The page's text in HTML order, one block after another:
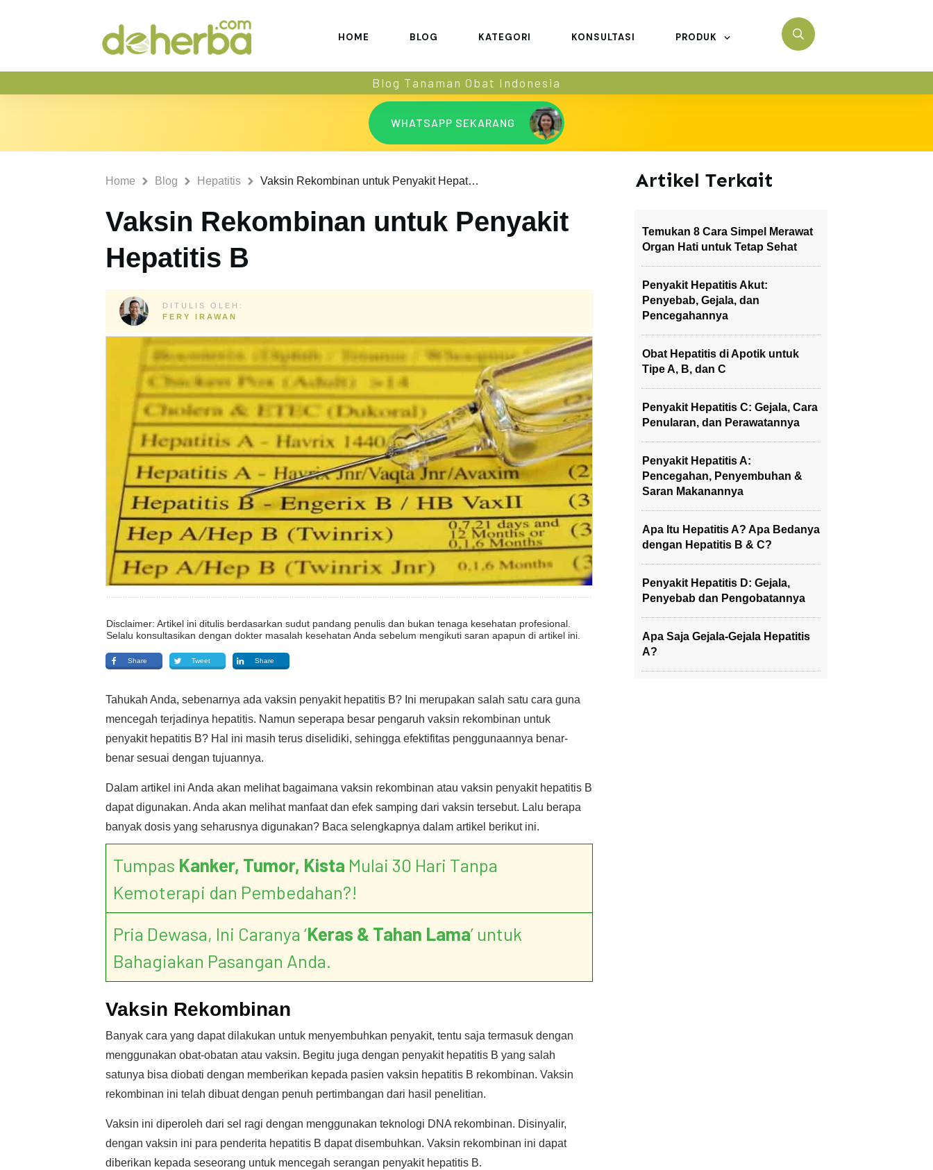
HOME BLOG KATEGORI KONSULTASI PRODUK
Blog Tanaman Obat Indonesia
WHATSAPP SEKARANG
Home Blog Hepatitis Vaksin Rekombinan untuk Penyakit Hepatitis B
Vaksin Rekombinan untuk Penyakit
Hepatitis B
DITULIS OLEH:
FERY IRAWAN
Disclaimer: Artikel ini ditulis berdasarkan sudut pandang penulis dan bukan tenaga kesehatan profesional.
Selalu konsultasikan dengan dokter masalah kesehatan Anda sebelum mengikuti saran apapun di artikel ini.
Share Tweet Share
Tahukah Anda, sebenarnya ada vaksin penyakit hepatitis B? Ini merupakan salah satu cara guna
mencegah terjadinya hepatitis. Namun seperapa besar pengaruh vaksin rekombinan untuk
penyakit hepatitis B? Hal ini masih terus diselidiki, sehingga efektifitas penggunaannya benar-
benar sesuai dengan tujuannya.
Dalam artikel ini Anda akan melihat bagaimana vaksin rekombinan atau vaksin penyakit hepatitis B
dapat digunakan. Anda akan melihat manfaat dan efek samping dari vaksin tersebut. Lalu berapa
banyak dosis yang seharusnya digunakan? Baca selengkapnya dalam artikel berikut ini.
Tumpas Kanker, Tumor, Kista Mulai 30 Hari Tanpa
Kemoterapi dan Pembedahan?!
Pria Dewasa, Ini Caranya ‘Keras & Tahan Lama’ untuk
Bahagiakan Pasangan Anda.
Vaksin Rekombinan
Banyak cara yang dapat dilakukan untuk menyembuhkan penyakit, tentu saja termasuk dengan
menggunakan obat-obatan atau vaksin. Begitu juga dengan penyakit hepatitis B yang salah
satunya bisa diobati dengan memberikan kepada pasien vaksin hepatitis B rekombinan. Vaksin
rekombinan ini telah dibuat dengan penuh pertimbangan dari hasil penelitian.
Vaksin ini diperoleh dari sel ragi dengan menggunakan teknologi DNA rekombinan. Disinyalir,
dengan vaksin ini para penderita hepatitis B dapat disembuhkan. Vaksin rekombinan ini dapat
diberikan kepada seseorang untuk mencegah serangan penyakit hepatitis B.
Artikel Terkait
Temukan 8 Cara Simpel Merawat
Organ Hati untuk Tetap Sehat
Penyakit Hepatitis Akut:
Penyebab, Gejala, dan
Pencegahannya
Obat Hepatitis di Apotik untuk
Tipe A, B, dan C
Penyakit Hepatitis C: Gejala, Cara
Penularan, dan Perawatannya
Penyakit Hepatitis A:
Pencegahan, Penyembuhan &
Saran Makanannya
Apa Itu Hepatitis A? Apa Bedanya
dengan Hepatitis B & C?
Penyakit Hepatitis D: Gejala,
Penyebab dan Pengobatannya
Apa Saja Gejala-Gejala Hepatitis
A?